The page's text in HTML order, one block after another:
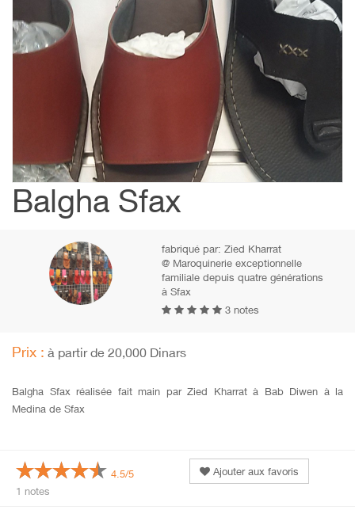
Balgha Sfax
fabriqué par:Zied Kharrat
@ Maroquinerie exceptionnelle
familiale depuis quatre générations
à Sfax
3 notes
Prix : à partir de 20,000 Dinars
Balgha Sfax réalisée fait main par Zied Kharrat à Bab Diwen à la
Medina de Sfax
4.5/5
Ajouter aux favoris
1 notes